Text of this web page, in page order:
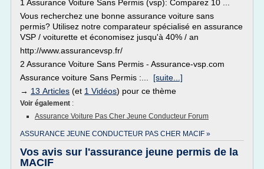
1 Assurance Voiture Sans Permis (vsp): Comparez 10 ...
Vous recherchez une bonne assurance voiture sans
permis? Utilisez notre comparateur spécialisé en assurance
VSP / voiturette et économisez jusqu'à 40% / an
http://www.assurancevsp.fr/
2 Assurance Voiture Sans Permis - Assurance-vsp.com
Assurance voiture Sans Permis :... [suite...]
→ 13 Articles (et 1 Vidéos) pour ce thème
Voir également :
Assurance Voiture Pas Cher Jeune Conducteur Forum
ASSURANCE JEUNE CONDUCTEUR PAS CHER MACIF »
Vos avis sur l'assurance jeune permis de la
MACIF